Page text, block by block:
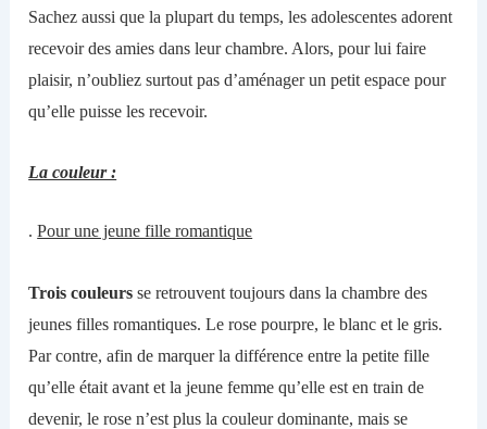
Sachez aussi que la plupart du temps, les adolescentes adorent
recevoir des amies dansleurchambre. Alors, pour lui faire
plaisir, n’oubliez surtoutpasd’aménager un petit espace pour
qu’elle puisse les recevoir.
La couleur :
.Pour une jeune fille romantique
Trois couleurs se retrouvent toujours dans la chambre des
jeunes filles romantiques. Le rose pourpre, le blanc et le gris.
Par contre, afin de marquerla différence entre la petite fille
qu’elle était avant et la jeune femme qu’elle est en train de
devenir, le rose n’est plus la couleur dominante, mais se